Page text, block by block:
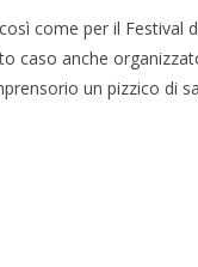
come per il Festival
caso anche
un pizzico di